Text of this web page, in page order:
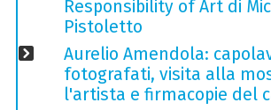
Responsibility of Art di
Pistoletto
Aurelio Amendola:
fotografati, visita alla
l'artista e firmacopie del